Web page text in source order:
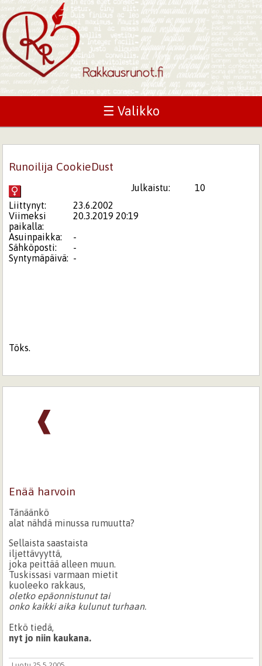
☰ Valikko
Runoilija CookieDust
Julkaistu:
10
Liittynyt:
23.6.2002
Viimeksi
paikalla:
20.3.2019 20:19
Asuinpaikka:
-
Sähköposti:
-
Syntymäpäivä: -
Töks.
❰
Enää harvoin
Tänäänkö
alat nähdä minussa rumuutta?
Sellaista saastaista
iljettävyyttä,
joka peittää alleen muun.
Tuskissasi varmaan mietit
kuoleeko rakkaus,
oletko epäonnistunut tai
onko kaikki aika kulunut turhaan.
Etkö tiedä,
nyt jo niin kaukana.